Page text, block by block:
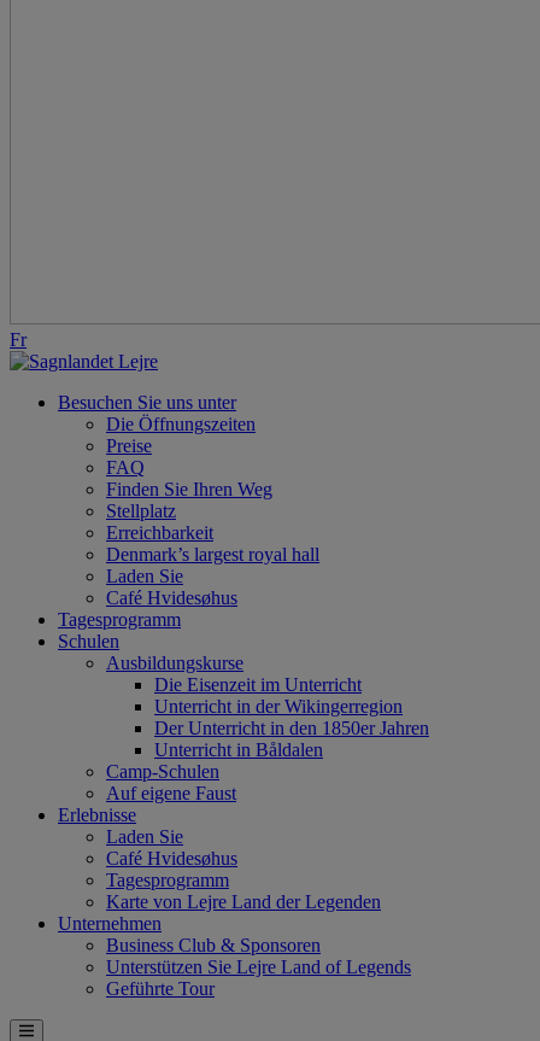
Fr
Besuchen Sie uns unter
Die Öffnungszeiten
Preise
FAQ
Finden Sie Ihren Weg
Stellplatz
Erreichbarkeit
Denmark’s largest royal hall
Laden Sie
Café Hvidesøhus
Tagesprogramm
Schulen
Ausbildungskurse
Die Eisenzeit im Unterricht
Unterricht in der Wikingerregion
Der Unterricht in den 1850er Jahren
Unterricht in Båldalen
Camp-Schulen
Auf eigene Faust
Erlebnisse
Laden Sie
Café Hvidesøhus
Tagesprogramm
Karte von Lejre Land der Legenden
Unternehmen
Business Club & Sponsoren
Unterstützen Sie Lejre Land of Legends
Geführte Tour